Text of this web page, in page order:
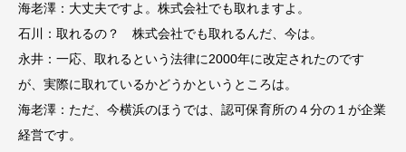
海老澤：大丈夫ですよ。株式会社でも取れますよ。
石川：取れるの？ 株式会社でも取れるんだ、今は。
永井：一応、取れるという法律に2000年に改定されたのです
が、実際に取れているかどうかというところは。
海老澤：ただ、今横浜のほうでは、認可保育所の４分の１が企業
経営です。